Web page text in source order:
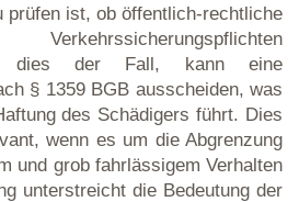
prüfen ist, ob öffentlich-rechtliche
dies der Fall, kann eine
§ 1359 BGB ausscheiden, was
des Schädigers führt. Dies
wenn es um die Abgrenzung
und grob fahrlässigem Verhalten
unterstreicht die Bedeutung der